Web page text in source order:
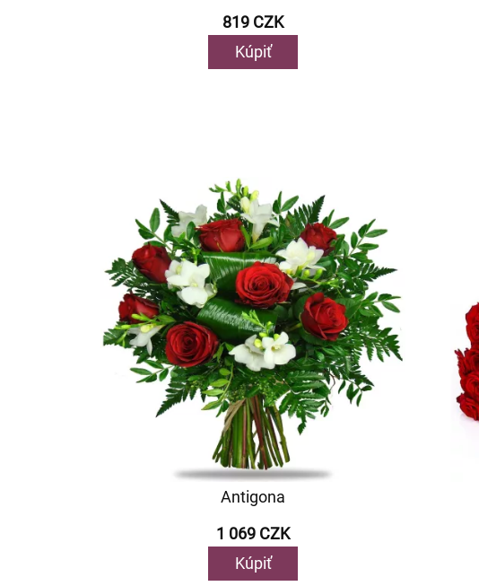
819 CZK
Kúpiť
Antigona
1 069 CZK
Kúpiť